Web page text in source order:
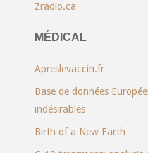
Zradio.ca
MÉDICAL
Apreslevaccin.fr
Base de données
indésirables
Birth of a New Earth